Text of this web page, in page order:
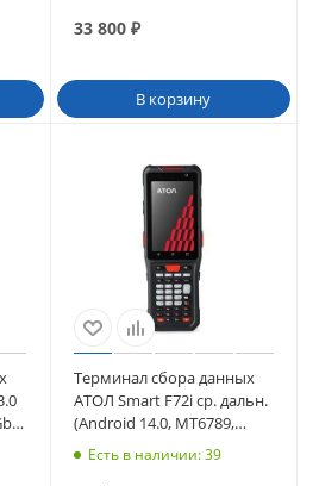
33 800₽
В корзину
Терминал сбора данных
АТОЛ Smart F72i ср. дальн.
(Android 14.0, MT6789,
4/64Gb, SE4770 (38кл)
Есть в наличии: 39